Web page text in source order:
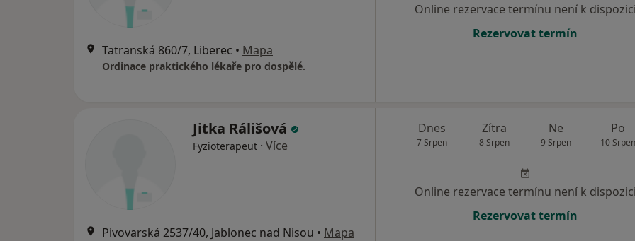
Tatranská 860/7, Liberec • Mapa
Ordinace praktického lékaře pro dospělé.
Online rezervace termínu není k dispozici
Rezervovat termín
Jitka Rálišová
Fyzioterapeut · Více
Pivovarská 2537/40, Jablonec nad Nisou • Mapa
Dnes
7 Srpen
Zítra
8 Srpen
Ne
9 Srpen
Po
10 Srpen
Online rezervace termínu není k dispozici
Rezervovat termín